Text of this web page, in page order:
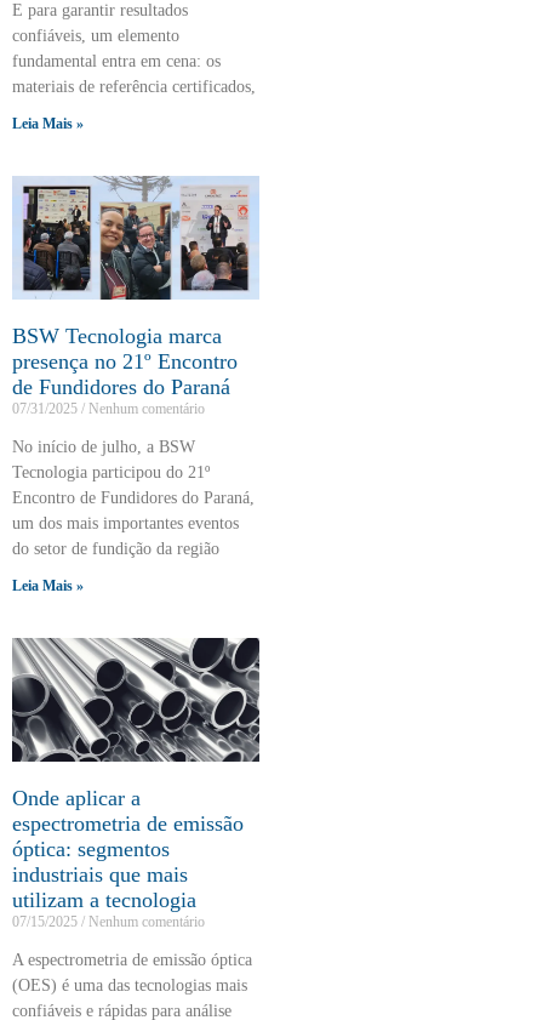
E para garantir resultados
confiáveis, um elemento
fundamental entra em cena: os
materiais de referência certificados,
Leia Mais »
BSW Tecnologia marca
presença no 21º Encontro
de Fundidores do Paraná
07/31/2025 Nenhum comentário
No início de julho, a BSW
Tecnologia participou do 21º
Encontro de Fundidores do Paraná,
um dos mais importantes eventos
do setor de fundição da região
Leia Mais »
Onde aplicar a
espectrometria de emissão
óptica: segmentos
industriais que mais
utilizam a tecnologia
07/15/2025 Nenhum comentário
A espectrometria de emissão óptica
(OES) é uma das tecnologias mais
confiáveis e rápidas para análise